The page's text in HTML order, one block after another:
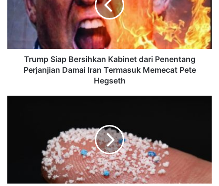
Trump Siap Bersihkan Kabinet dari Penentang
Perjanjian Damai Iran Termasuk Memecat Pete
Hegseth